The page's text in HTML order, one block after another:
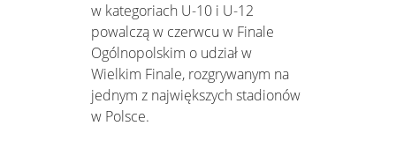
w kategoriach U-10 i U-12
powalczą w czerwcu w Finale
Ogólnopolskim o udział w
Wielkim Finale, rozgrywanym na
jednym z największych stadionów
w Polsce.